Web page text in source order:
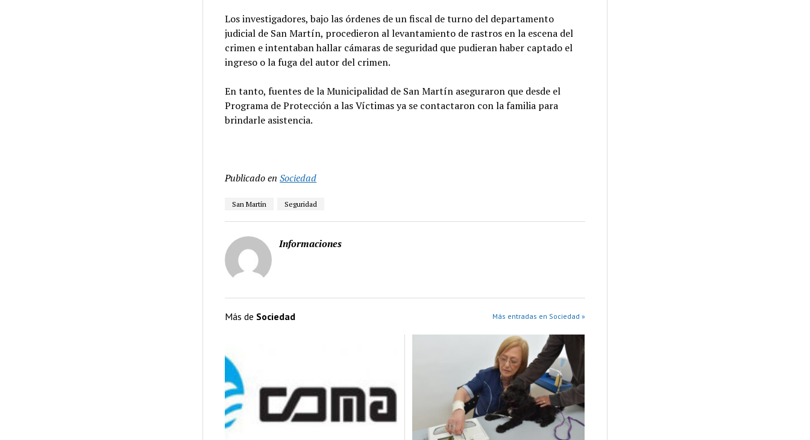
Los investigadores, bajo las órdenes de un fiscal de turno del departamento
judicial de San Martín, procedieron al levantamiento de rastros en la escena del
crimen e intentaban hallar cámaras de seguridad que pudieran haber captado el
ingreso o la fuga del autor del crimen.
En tanto, fuentes de la Municipalidad de San Martín aseguraron que desde el
Programa de Protección a las Víctimas ya se contactaron con la familia para
brindarle asistencia.
Publicado en Sociedad
San Martín Seguridad
Informaciones
Más de Sociedad Más entradas en Sociedad »